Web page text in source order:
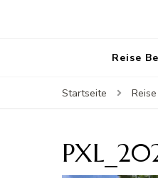
Reise
Startseite Reise